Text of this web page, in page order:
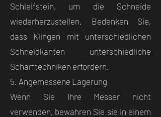
Schleifstein, um die Schneide
wiederherzustellen. Bedenken Sie,
dass Klingen mit unterschiedlichen
Schneidkanten unterschiedliche
Schärftechniken erfordern.
5. Angemessene Lagerung
Wenn Sie Ihre Messer nicht
verwenden, bewahren Sie sie in einem